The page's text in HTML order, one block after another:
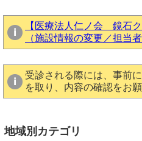
【医療法人仁ノ会 鏡石
（施設情報の変更／担当
受診される際には、事前
を取り、内容の確認をお願
地域別カテゴリ